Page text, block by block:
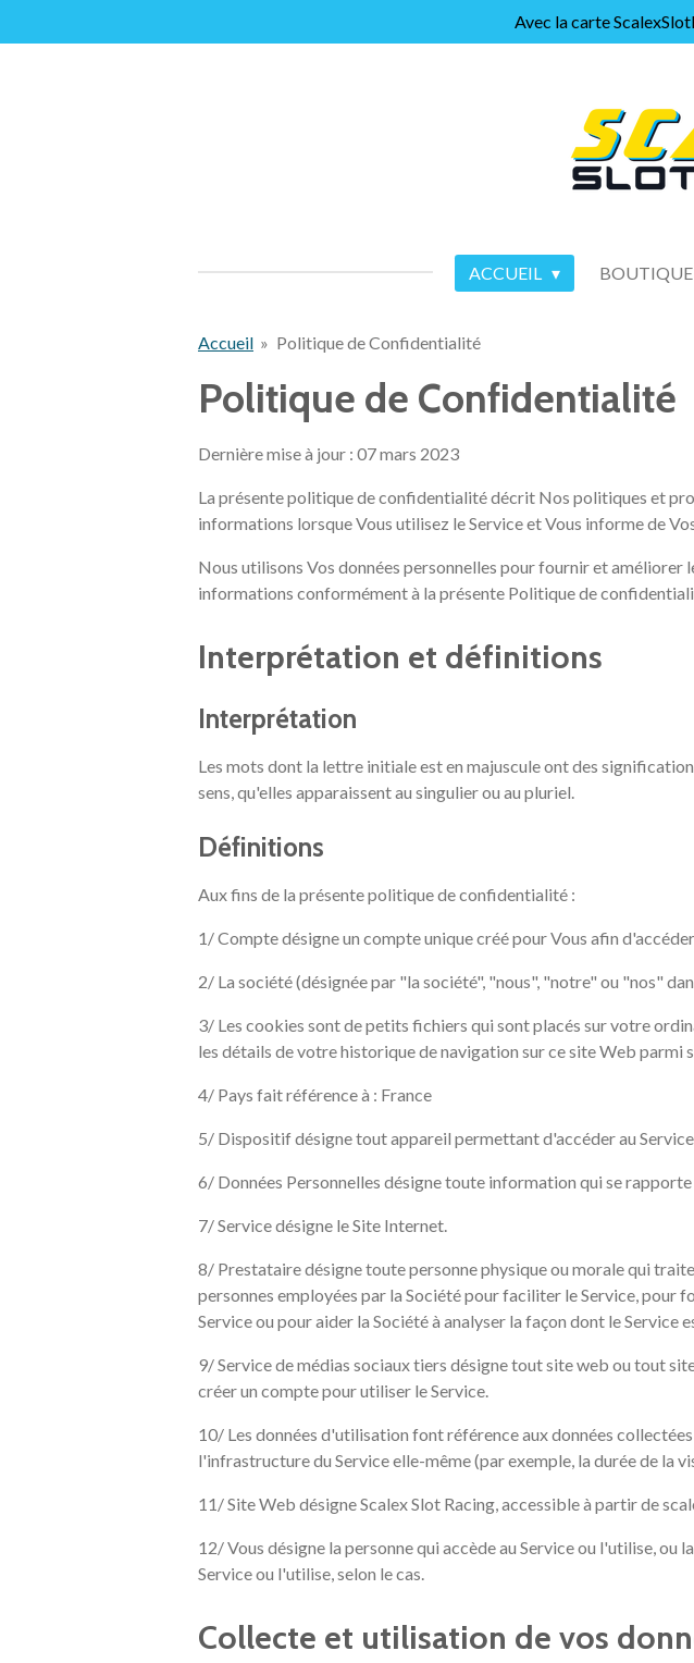
au
Avec la carte
ACCUEIL BOUTIQUE
Accueil » Politique de Confidentialité
Politique de Confidentialité
Dernière mise à jour : 07 mars 2023
La présente politique de confidentialité décrit Nos politiques et
informations lorsque Vous utilisez le Service et Vous informe de
Nous utilisons Vos données personnelles pour fournir et
informations conformément à la présente Politique de
Interprétation et définitions
Interprétation
Les mots dont la lettre initiale est en majuscule ont des
sens, qu'elles apparaissent au singulier ou au pluriel.
Définitions
Aux fins de la présente politique de confidentialité :
1/ Compte désigne un compte unique créé pour Vous afin
2/ La société (désignée par "la société", "nous", "notre" ou "nos"
3/ Les cookies sont de petits fichiers qui sont placés sur votre
les détails de votre historique de navigation sur ce site Web parmi
4/ Pays fait référence à : France
5/ Dispositif désigne tout appareil permettant d'accéder au
6/ Données Personnelles désigne toute information qui se
7/ Service désigne le Site Internet.
8/ Prestataire désigne toute personne physique ou morale qui
personnes employées par la Société pour faciliter le Service, pour
Service ou pour aider la Société à analyser la façon dont le Service
9/ Service de médias sociaux tiers désigne tout site web ou tout
créer un compte pour utiliser le Service.
10/ Les données d'utilisation font référence aux données
l'infrastructure du Service elle-même (par exemple, la durée de la
11/ Site Web désigne Scalex Slot Racing, accessible à partir de
12/ Vous désigne la personne qui accède au Service ou l'utilise,
Service ou l'utilise, selon le cas.
Collecte et utilisation de vos